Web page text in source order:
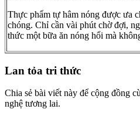
Thực phẩm tự hâm nóng được ưa
chóng. Chỉ cần vài phút chờ đợi,
thức một bữa ăn nóng hổi mà
Lan tỏa tri thức
Chia sẻ bài viết này để cộng đồng
nghệ tương lai.